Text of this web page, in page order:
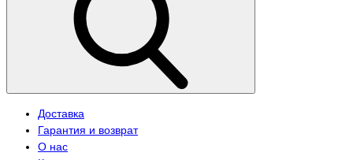
Доставка
Гарантия и возврат
О нас